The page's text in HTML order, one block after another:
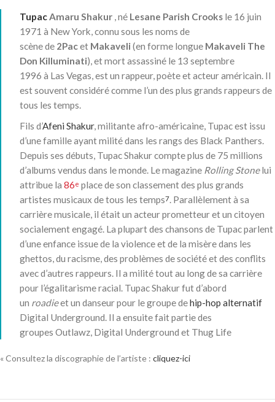
TupacAmaru Shakur , né Lesane Parish Crooks le 16 juin
1971 à New York, connu sous les noms de
scène de 2Pacet Makaveli (en forme longue Makaveli The
Don Killuminati), et mort assassiné le 13 septembre
1996 à Las Vegas, est un rappeur, poète et acteur américain. Il
est souvent considéré comme l’un des plus grands rappeurs de
tous les temps.
Fils d’Afeni Shakur, militante afro-américaine, Tupac est issu
d’une famille ayant milité dans les rangs des Black Panthers.
Depuis ses débuts, Tupac Shakur compte plus de 75 millions
d’albums vendus dans le monde. Le magazine Rolling Stonelui
attribue la 86e place de son classement des plus grands
artistes musicaux de tous les temps7. Parallèlement à sa
carrière musicale, il était un acteur prometteuret un citoyen
socialement engagé. La plupart des chansons de Tupac parlent
d’une enfance issue de la violence et de la misère dans les
ghettos, du racisme, des problèmes de société et des conflits
avec d’autres rappeurs. Il a milité tout au long de sa carrière
pour l’égalitarisme racial. Tupac Shakur fut d’abord
un roadieet un danseur pour le groupe dehip-hop alternatif
Digital Underground. Il a ensuite fait partie des
groupes Outlawz, Digital Underground et Thug Life
« Consultez la discographie de l’artiste : cliquez-ici